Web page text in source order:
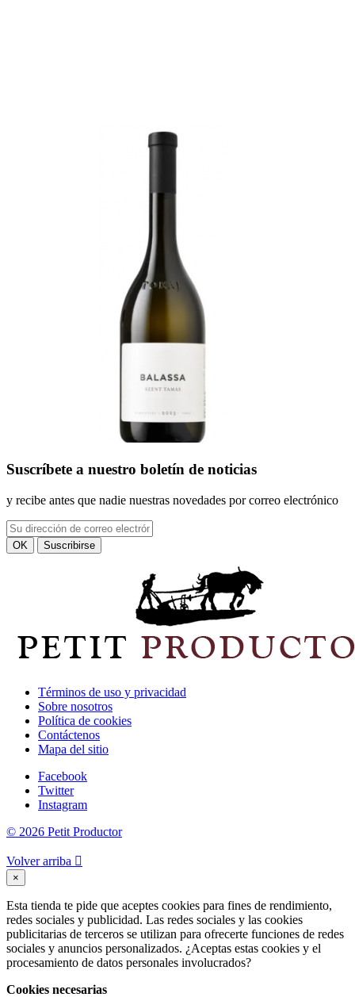
Suscríbete a nuestro boletín de noticias
y recibe antes que nadie nuestras novedades por correo electrónico
Términos de uso y privacidad
Sobre nosotros
Política de cookies
Contáctenos
Mapa del sitio
Facebook
Twitter
Instagram
© 2026 Petit Productor
Volver arriba 
×
Esta tienda te pide que aceptes cookies para fines de rendimiento,
redes sociales y publicidad. Las redes sociales y las cookies
publicitarias de terceros se utilizan para ofrecerte funciones de redes
sociales y anuncios personalizados. ¿Aceptas estas cookies y el
procesamiento de datos personales involucrados?
Cookies necesarias